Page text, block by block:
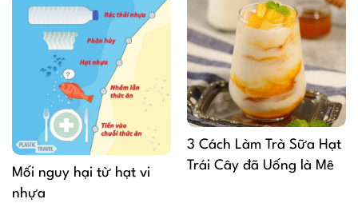
Mối nguy hại từ hạt vi
nhựa
3 Cách Làm Trà Sữa Hạt
Trái Cây đã Uống là Mê